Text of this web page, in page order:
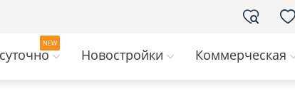
Новостройки Коммерческая